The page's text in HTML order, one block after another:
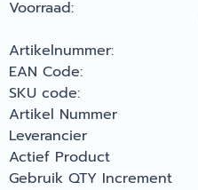
Voorraad:
Artikelnummer:
EAN Code:
SKU code:
Artikel Nummer
Leverancier
Actief Product
Gebruik QTY Increment